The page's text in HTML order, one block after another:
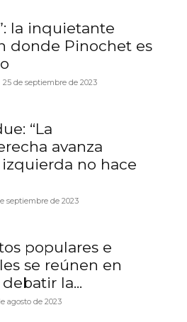
la inquietante
donde Pinochet es
25 de septiembre de 2023
“La
avanza
no hace
septiembre de 2023
populares e
se reúnen en
la...
agosto de 2023